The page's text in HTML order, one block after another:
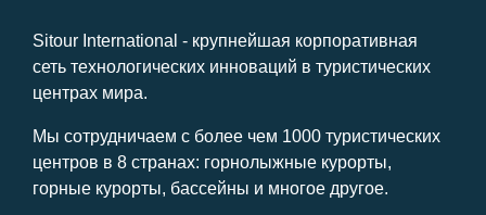
Sitour International - крупнейшая корпоративная
сеть технологических инноваций в туристических
центрах мира.
Мы сотрудничаем с более чем 1000 туристических
центров в 8 странах: горнолыжные курорты,
горные курорты, бассейны и многое другое.